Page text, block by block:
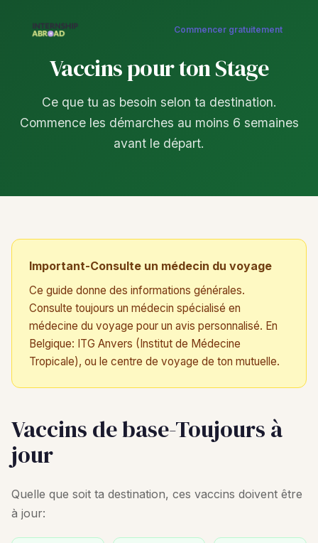
Commencer gratuitement
Vaccins pour ton Stage
Ce que tu as besoin selon ta destination.
Commence les démarches au moins 6 semaines
avant le départ.
Important-Consulte un médecin du voyage
Ce guide donne des informations générales.
Consulte toujours un médecin spécialisé en
médecine du voyage pour un avis personnalisé. En
Belgique: ITG Anvers (Institut de Médecine
Tropicale), ou le centre de voyage de ton mutuelle.
Vaccins de base-Toujours à
jour
Quelle que soit ta destination, ces vaccins doivent être
à jour: